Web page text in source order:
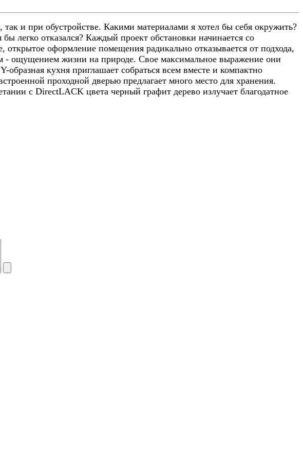
и при обустройстве. Какими материалами я хотел бы себя окружить?
легко отказался? Каждый проект обстановки начинается со
оформление помещения радикально отказывается от подхода,
жизни на природе. Свое максимальное выражение они
кухня приглашает собраться всем вместе и компактно
проходной дверью предлагает много место для хранения.
с DirectLACK цвета черный графит дерево излучает благодатное